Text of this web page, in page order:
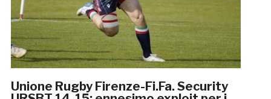
Unione Rugby Firenze-Fi.Fa. Security